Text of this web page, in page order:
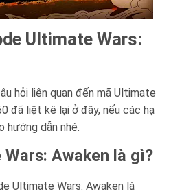
Ultimate Wars:
hỏi liên quan đến mã Ultimate
đã liệt kê lại ở đây, nếu các hạ
hướng dẫn nhé.
Awaken là gì?
Ultimate Wars: Awaken là